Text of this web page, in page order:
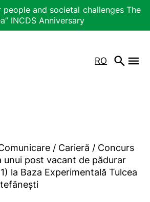
people and societal challenges The
INCDS Anniversary
RO
/ Carieră / Concurs
unui post vacant de pădurar
la Baza Experimentală Tulcea